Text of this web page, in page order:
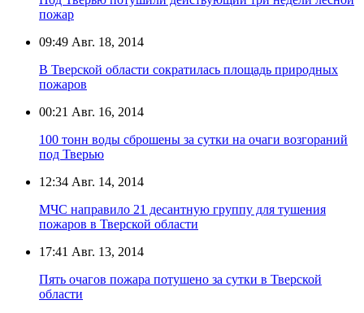
пожар
09:49 Авг. 18, 2014
В Тверской области сократилась площадь природных
пожаров
00:21 Авг. 16, 2014
100 тонн воды сброшены за сутки на очаги возгораний
под Тверью
12:34 Авг. 14, 2014
МЧС направило 21 десантную группу для тушения
пожаров в Тверской области
17:41 Авг. 13, 2014
Пять очагов пожара потушено за сутки в Тверской
области